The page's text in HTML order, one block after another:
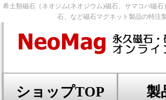
希土類磁石（ネオジム(ネオジウム)磁石、サマコバ磁
石、など磁石マグネット製品の特注
ショップTOP 製